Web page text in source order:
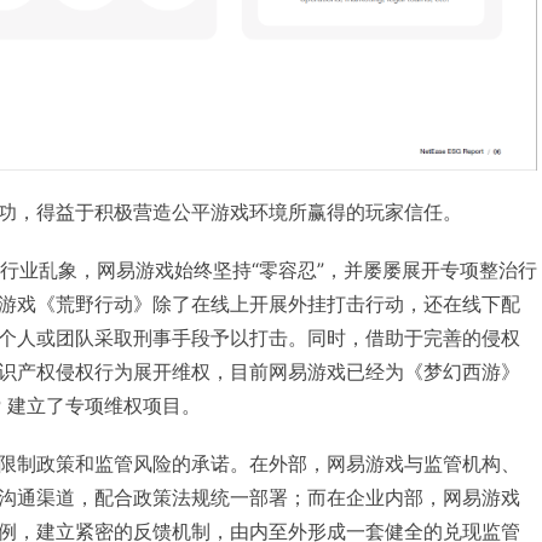
，得益于积极营造公平游戏环境所赢得的玩家信任。
业乱象，网易游戏始终坚持“零容忍”，并屡屡展开专项整治行
戏《荒野行动》除了在线上开展外挂打击行动，还在线下配
人或团队采取刑事手段予以打击。同时，借助于完善的侵权
产权侵权行为展开维权，目前网易游戏已经为《梦幻西游》
立了专项维权项目。
制政策和监管风险的承诺。在外部，网易游戏与监管机构、
通渠道，配合政策法规统一部署；而在企业内部，网易游戏
，建立紧密的反馈机制，由内至外形成一套健全的兑现监管